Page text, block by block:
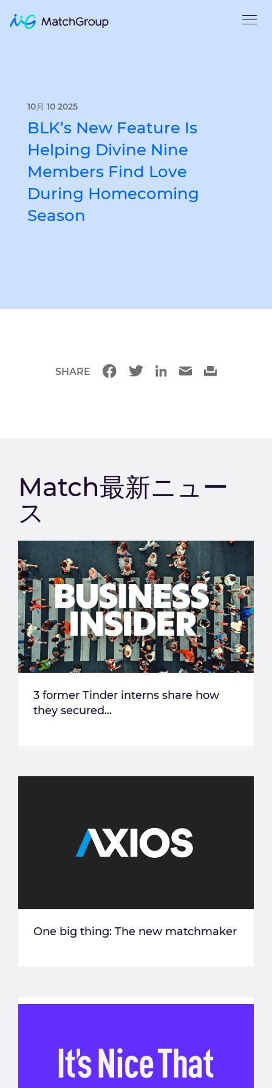
10月 10 2025
BLK’s New Feature Is
Helping Divine Nine
Members Find Love
During Homecoming
Season
SHARE
Match最新ニュー
ス
3 former Tinder interns share how
they secured...
One big thing: The new matchmaker